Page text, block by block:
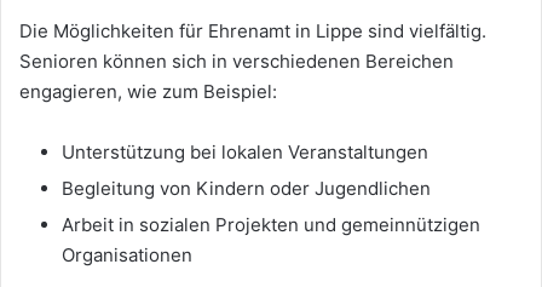
Die Möglichkeiten für Ehrenamt in Lippe sind vielfältig.
Senioren können sich in verschiedenen Bereichen
engagieren, wie zum Beispiel:
Unterstützung bei lokalen Veranstaltungen
Begleitung von Kindern oder Jugendlichen
Arbeit in sozialen Projekten und gemeinnützigen
Organisationen